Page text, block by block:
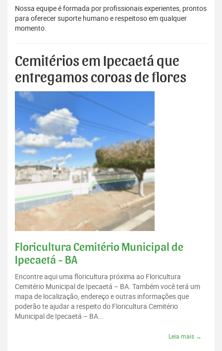
Nossa equipe é formada por profissionais experientes, prontos
para oferecer suporte humano e respeitoso em qualquer
momento.
Cemitérios em Ipecaetá que
entregamos coroas de flores
Floricultura Cemitério Municipal de
Ipecaetá - BA
Encontre aqui uma floricultura próxima ao Floricultura
Cemitério Municipal de Ipecaetá – BA. Também você terá um
mapa de localização, endereço e outras informações que
poderão te ajudar a respeito do Floricultura Cemitério
Municipal de Ipecaetá – BA...
Leia mais →